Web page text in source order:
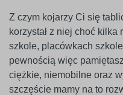
Z czym kojarzy Ci się
korzystał z niej choć
szkole, placówkach
pewnością więc
ciężkie, niemobilne oraz
szczęście mamy na to